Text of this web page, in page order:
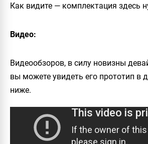
Как видите — комплектация здесь
Видео:
Видеообзоров, в силу новизны
вы можете увидеть его прототип в
ниже.